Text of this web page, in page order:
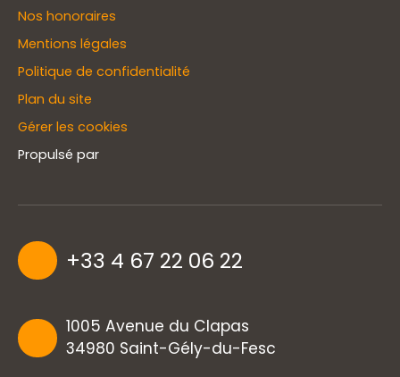
Nos honoraires
Mentions légales
Politique de confidentialité
Plan du site
Gérer les cookies
Propulsé par
+33 4 67 22 06 22
1005 Avenue du Clapas
34980 Saint-Gély-du-Fesc